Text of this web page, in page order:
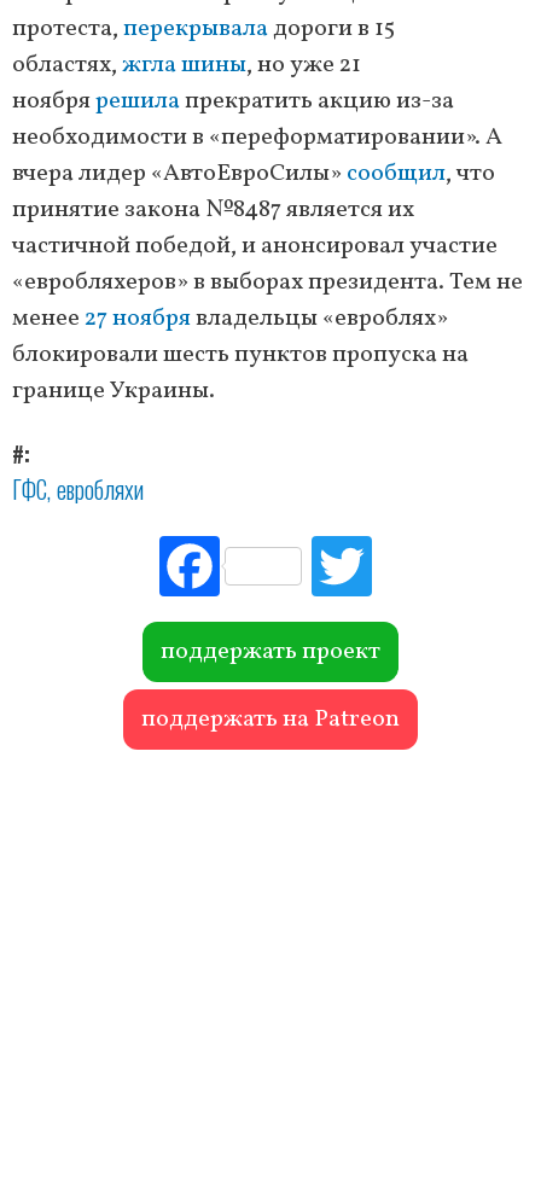
протеста,перекрываладороги в 15
областях,жгла шины, но уже 21
ноябрярешилапрекратить акцию из-за
необходимости в «переформатировании». А
вчера лидер «АвтоЕвроСилы» сообщил, что
принятие закона №8487 является их
частичной победой, и анонсировал участие
«евробляхеров» в выборах президента. Тем не
менее27 ноябрявладельцы «евроблях»
блокировали шесть пунктов пропуска на
границе Украины.
#
ГФС евробляхи
Fac
ebo
ok r
поддержать проект
поддержать на Patreon